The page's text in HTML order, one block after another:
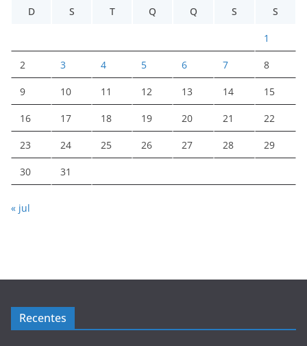
D
S T Q Q S S
1
2 3 4 5 6 7 8
9 10 11 12 13 14 15
16 17 18 19 20 21 22
23 24 25 26 27 28 29
30 31
« jul
Recentes